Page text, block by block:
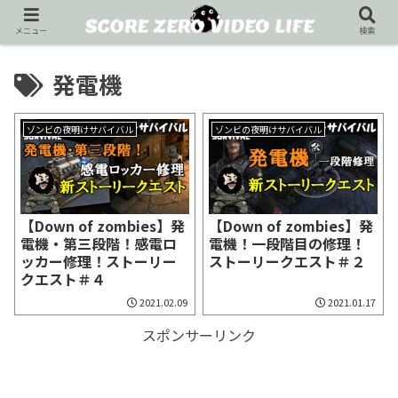
発電機
ゾンビの夜明けサバイバル
【Down of zombies】発
電機・第三段階！感電ロ
ッカー修理！ストーリー
クエスト＃４
2021.02.09
ゾンビの夜明けサバイバル
【Down of zombies】発
電機！一段階目の修理！
ストーリークエスト＃２
2021.01.17
スポンサーリンク
メニュー 検索